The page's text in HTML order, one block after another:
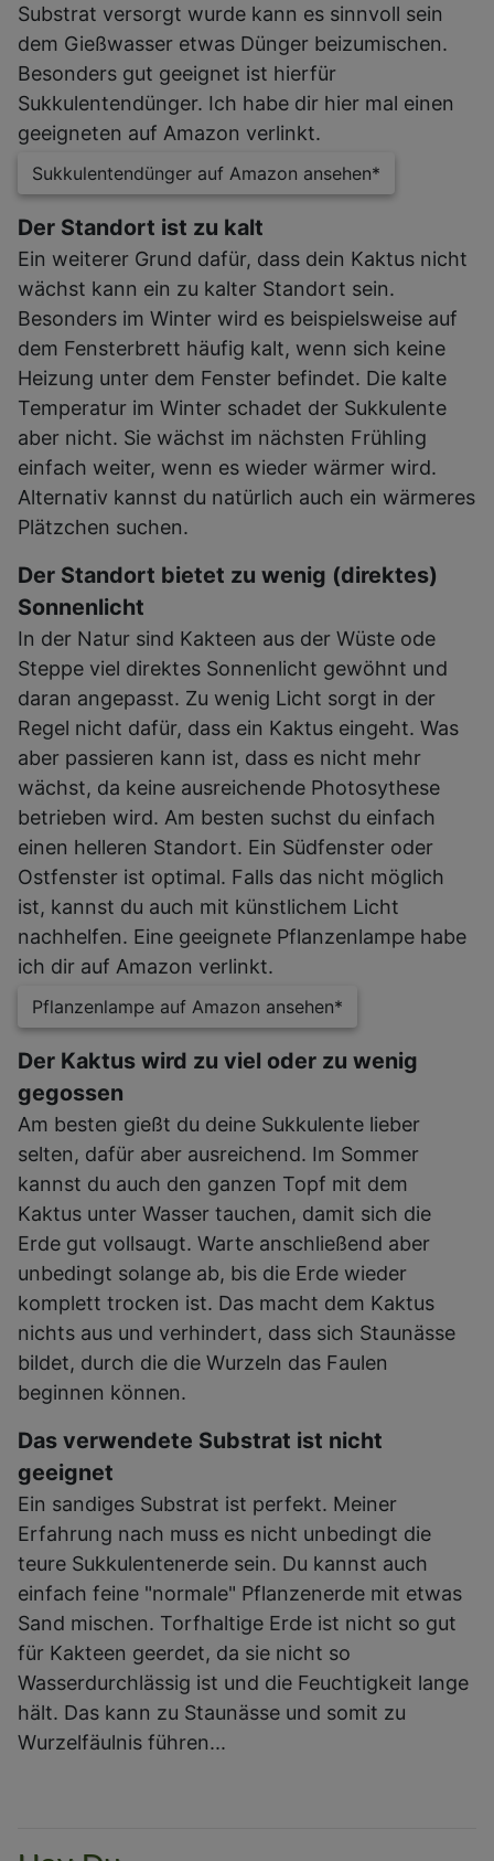
Substrat versorgt wurde kann es sinnvoll sein
dem Gießwasser etwas Dünger beizumischen.
Besonders gut geeignet ist hierfür
Sukkulentendünger. Ich habe dir hier mal einen
geeigneten auf Amazon verlinkt.
Sukkulentendünger auf Amazon ansehen*
Der Standort ist zu kalt
Ein weiterer Grund dafür, dass dein Kaktus nicht
wächst kann ein zu kalter Standort sein.
Besonders im Winter wird es beispielsweise auf
dem Fensterbrett häufig kalt, wenn sich keine
Heizung unter dem Fenster befindet. Die kalte
Temperatur im Winter schadet der Sukkulente
aber nicht. Sie wächst im nächsten Frühling
einfach weiter, wenn es wieder wärmer wird.
Alternativ kannst du natürlich auch ein wärmeres
Plätzchen suchen.
Der Standort bietet zu wenig (direktes)
Sonnenlicht
In der Natur sind Kakteen aus der Wüste ode
Steppe viel direktes Sonnenlicht gewöhnt und
daran angepasst. Zu wenig Licht sorgt in der
Regel nicht dafür, dass ein Kaktus eingeht. Was
aber passieren kann ist, dass es nicht mehr
wächst, da keine ausreichende Photosythese
betrieben wird. Am besten suchst du einfach
einen helleren Standort. Ein Südfenster oder
Ostfenster ist optimal. Falls das nicht möglich
ist, kannst du auch mit künstlichem Licht
nachhelfen. Eine geeignete Pflanzenlampe habe
ich dir auf Amazon verlinkt.
Pflanzenlampe auf Amazon ansehen*
Der Kaktus wird zu viel oder zu wenig
gegossen
Am besten gießt du deine Sukkulente lieber
selten, dafür aber ausreichend. Im Sommer
kannst du auch den ganzen Topf mit dem
Kaktus unter Wasser tauchen, damit sich die
Erde gut vollsaugt. Warte anschließend aber
unbedingt solange ab, bis die Erde wieder
komplett trocken ist. Das macht dem Kaktus
nichts aus und verhindert, dass sich Staunässe
bildet, durch die die Wurzeln das Faulen
beginnen können.
Das verwendete Substrat ist nicht
geeignet
Ein sandiges Substrat ist perfekt. Meiner
Erfahrung nach muss es nicht unbedingt die
teure Sukkulentenerde sein. Du kannst auch
einfach feine "normale" Pflanzenerde mit etwas
Sand mischen. Torfhaltige Erde ist nicht so gut
für Kakteen geerdet, da sie nicht so
Wasserdurchlässig ist und die Feuchtigkeit lange
hält. Das kann zu Staunässe und somit zu
Wurzelfäulnis führen...